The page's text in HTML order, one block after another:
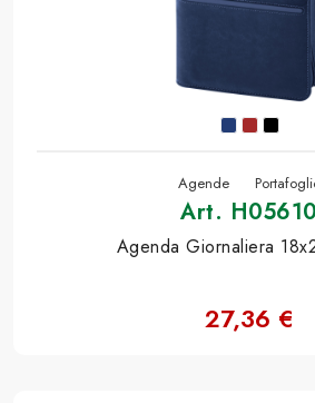
Agende
Art. H05610
Agenda Giornaliera
27,36 €